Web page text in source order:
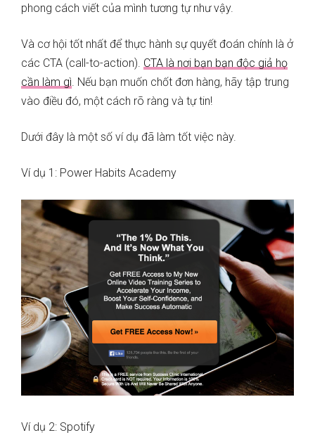
phong cách viết của mình tương tự như vậy.
Và cơ hội tốt nhất để thực hành sự quyết đoán chính là ở
các CTA (call-to-action). CTA là nơi bạn bạn độc giả họ
cần làm gì . Nếu bạn muốn chốt đơn hàng, hãy tập trung
vào điều đó, một cách rõ ràng và tự tin!
Dưới đây là một số ví dụ đã làm tốt việc này.
Ví dụ 1: Power Habits Academy
Ví dụ 2: Spotify